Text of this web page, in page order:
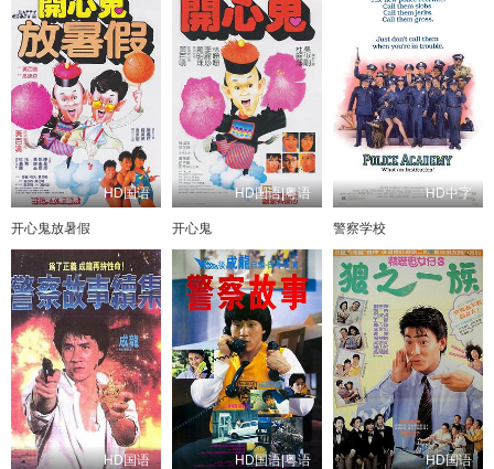
HD国语
开心鬼放暑假
HD国语|粤语
开心鬼
HD中字
警察学校
HD国语 HD国语|粤语 HD国语